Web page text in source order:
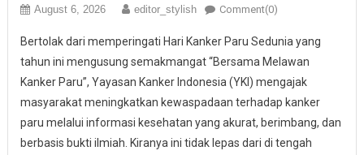
August 6, 2026 editor_stylish Comment(0)
Bertolak dari memperingati Hari Kanker Paru Sedunia yang
tahun ini mengusung semakmangat “Bersama Melawan
Kanker Paru”, Yayasan Kanker Indonesia (YKI) mengajak
masyarakat meningkatkan kewaspadaan terhadap kanker
paru melalui informasi kesehatan yang akurat, berimbang, dan
berbasis bukti ilmiah. Kiranya ini tidak lepas dari di tengah